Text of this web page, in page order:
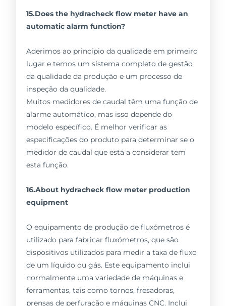
15.Does the hydracheck flow meter have an
automatic alarm function?
Aderimos ao princípio da qualidade em primeiro
lugar e temos um sistema completo de gestão
da qualidade da produção e um processo de
inspeção da qualidade.
Muitos medidores de caudal têm uma função de
alarme automático, mas isso depende do
modelo específico. É melhor verificar as
especificações do produto para determinar se o
medidor de caudal que está a considerar tem
esta função.
16.About hydracheck flow meter production
equipment
O equipamento de produção de fluxómetros é
utilizado para fabricar fluxómetros, que são
dispositivos utilizados para medir a taxa de fluxo
de um líquido ou gás. Este equipamento inclui
normalmente uma variedade de máquinas e
ferramentas, tais como tornos, fresadoras,
prensas de perfuração e máquinas CNC. Inclui